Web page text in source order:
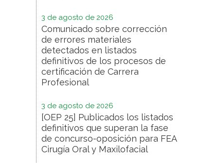
3 de agosto de 2026
Comunicado sobre corrección
de errores materiales
detectados en listados
definitivos de los procesos de
certificación de Carrera
Profesional
3 de agosto de 2026
[OEP 25] Publicados los listados
definitivos que superan la fase
de concurso-oposición para FEA
Cirugía Oral y Maxilofacial